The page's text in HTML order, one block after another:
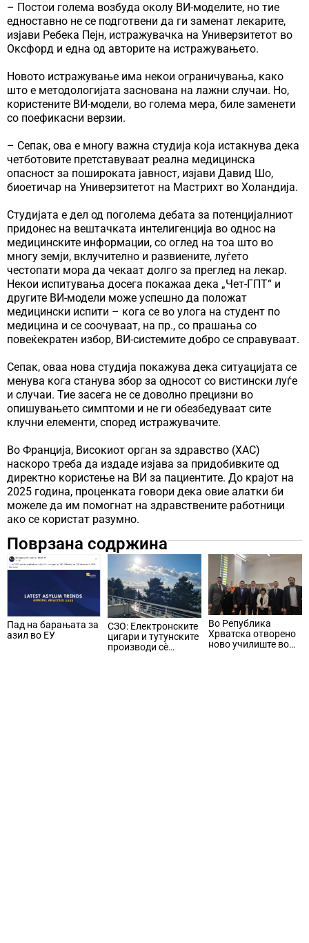
– Постои голема возбуда околу ВИ-моделите, но тие
едноставно не се подготвени да ги заменат лекарите,
изјави Ребека Пејн, истражувачка на Универзитетот во
Оксфорд и една од авторите на истражувањето.
Новото истражување има некои ограничувања, како
што е методологијата заснована на лажни случаи. Но,
користените ВИ-модели, во голема мера, биле заменети
со поефикасни верзии.
– Сепак, ова е многу важна студија која истакнува дека
четботовите претставуваат реална медицинска
опасност за пошироката јавност, изјави Давид Шо,
биоетичар на Универзитетот на Мастрихт во Холандија.
Студијата е дел од поголема дебата за потенцијалниот
придонес на вештачката интелигенција во однос на
медицинските информации, со оглед на тоа што во
многу земји, вклучително и развиените, луѓето
честопати мора да чекаат долго за преглед на лекар.
Некои испитувања досега покажаа дека „Чет-ГПТ“ и
другите ВИ-модели може успешно да положат
медицински испити – кога се во улога на студент по
медицина и се соочуваат, на пр., со прашања со
повеќекратен избор, ВИ-системите добро се справуваат.
Сепак, оваа нова студија покажува дека ситуацијата се
менува кога станува збор за односот со вистински луѓе
и случаи. Тие засега не се доволно прецизни во
опишувањето симптоми и не ги обезбедуваат сите
клучни елементи, според истражувачите.
Во Франција, Високиот орган за здравство (ХАС)
наскоро треба да издаде изјава за придобивките од
директно користење на ВИ за пациентите. До крајот на
2025 година, проценката говори дека овие алатки би
можеле да им помогнат на здравствените работници
ако се користат разумно.
Поврзана содржина
Пад на барањата за
азил во ЕУ
СЗО: Електронските
цигари и тутунските
производи сè
Во Република
Хрватска отворено
ново училиште во